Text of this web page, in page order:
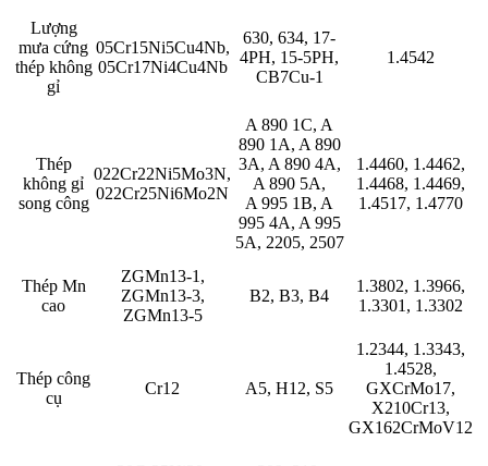
Lượng
mưa cứng
thép không
gỉ
05Cr15Ni5Cu4Nb,
05Cr17Ni4Cu4Nb
630, 634, 17-
4PH, 15-5PH,
CB7Cu-1
1.4542
Thép
không gỉ
song công
022Cr22Ni5Mo3N,
022Cr25Ni6Mo2N
A 890 1C, A
890 1A, A 890
3A, A 890 4A,
A 890 5A,
A 995 1B, A
995 4A, A 995
5A, 2205, 2507
1.4460, 1.4462,
1.4468, 1.4469,
1.4517, 1.4770
Thép Mn
cao
ZGMn13-1,
ZGMn13-3,
ZGMn13-5
B2, B3, B4
1.3802, 1.3966,
1.3301, 1.3302
Thép công
cụ
Cr12 A5, H12, S5
1.2344, 1.3343,
1.4528,
GXCrMo17,
X210Cr13,
GX162CrMoV12